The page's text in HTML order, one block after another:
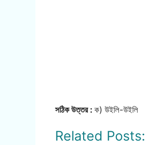
সঠিক উত্তর : ক) উইলি-উইলি
Related Posts: